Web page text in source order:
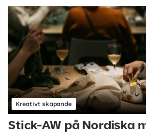
Kreativt skapande
Stick-AW på Nordiska